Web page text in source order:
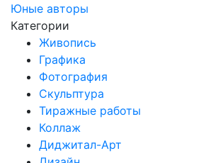
Юные авторы
Категории
Живопись
Графика
Фотография
Скульптура
Тиражные работы
Коллаж
Диджитал-Арт